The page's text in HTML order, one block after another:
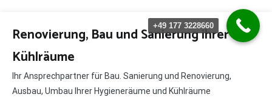
Inhalt
springen
Renovierung, Bau und Sanierung ihrer
Kühlräume
Ihr Ansprechpartner für Bau. Sanierung und Renovierung,
Ausbau, Umbau Ihrer Hygieneräume und Kühlräume
+49 177 3228660